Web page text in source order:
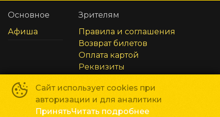
Сайт использует cookies при
авторизации и для аналитики
ПринятьЧитать подробнее
Основное
Афиша
Зрителям
Правила и соглашения
Возврат билетов
Оплата картой
Реквизиты
Способы оплаты